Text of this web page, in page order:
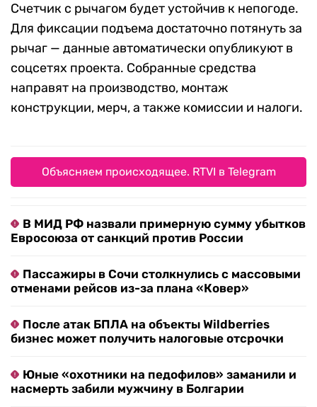
Счетчик с рычагом будет устойчив к непогоде.
Для фиксации подъема достаточно потянуть за
рычаг — данные автоматически опубликуют в
соцсетях проекта. Собранные средства
направят на производство, монтаж
конструкции, мерч, а также комиссии и налоги.
Объясняем происходящее. RTVI в Telegram
В МИД РФ назвали примерную сумму убытков
Евросоюза от санкций против России
Пассажиры в Сочи столкнулись с массовыми
отменами рейсов из-за плана «Ковер»
После атак БПЛА на объекты Wildberries
бизнес может получить налоговые отсрочки
Юные «охотники на педофилов» заманили и
насмерть забили мужчину в Болгарии